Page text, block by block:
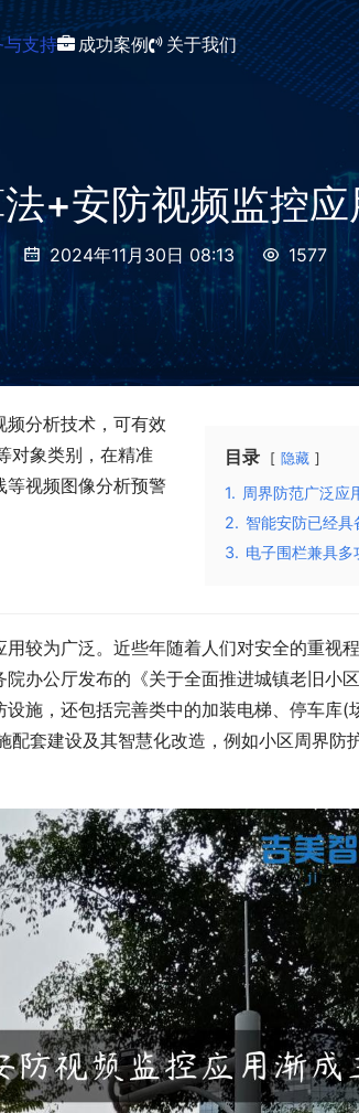
与支持 成功案例 关于我们
+安防视频监控
2024年11月30日 08:13 1577
目录 隐藏
1. 周界防范广泛应
2. 智能安防已经
3. 电子围栏兼具多
分析技术，可有效
对象类别，在精准
视频图像分析预警
较为广泛。近些年随着人们对安全的重视
办公厅发布的《关于全面推进城镇老旧小
施，还包括完善类中的加装电梯、停车库(
套建设及其智慧化改造，例如小区周界防